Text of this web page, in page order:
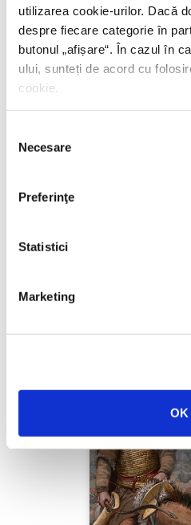
utilizarea cookie-urilor. Dacă
despre fiecare categorie în
butonul „ afișare“. În cazul în
ului, sunteți de acord cu
cookie.
consimțământului
Necesare
Preferinţe
Statistici
Marketing
OK